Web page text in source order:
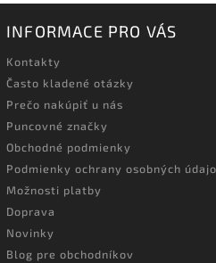
INFORMACE PRO VÁS
Kontakty
Často kladené otázky
Prečo nakúpiť u nás
Puncovné značky
Obchodné podmienky
Podmienky ochrany osobných
Možnosti platby
Doprava
Novinky
Blog pre obchodníkov